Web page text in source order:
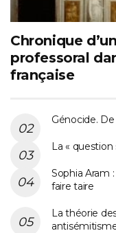
Chronique
professoral
française
Génocide.
La «
Sophia Aram
faire taire
La théorie